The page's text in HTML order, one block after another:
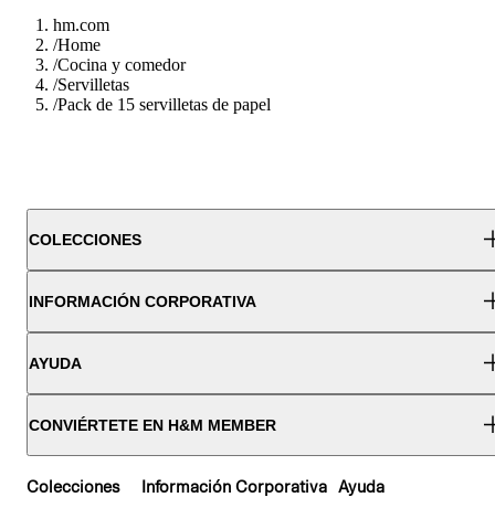
hm.com
/Home
/Cocina y comedor
/Servilletas
/Pack de 15 servilletas de papel
COLECCIONES
INFORMACIÓN CORPORATIVA
AYUDA
CONVIÉRTETE EN H&M MEMBER
Colecciones Información Corporativa Ayuda